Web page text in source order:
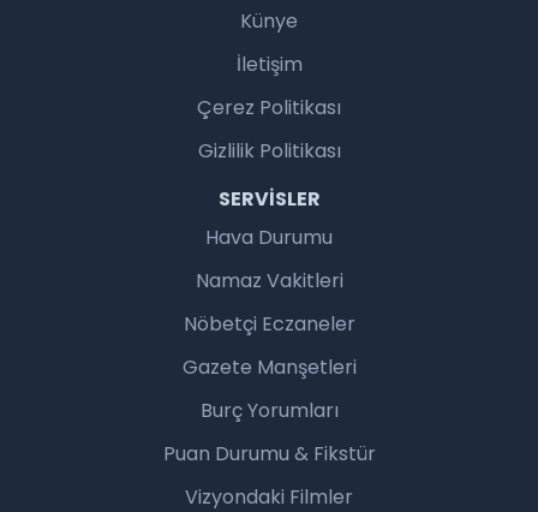
Künye
İletişim
Çerez Politikası
Gizlilik Politikası
SERVISLER
Hava Durumu
Namaz Vakitleri
Nöbetçi Eczaneler
Gazete Manşetleri
Burç Yorumları
Puan Durumu & Fikstür
Vizyondaki Filmler